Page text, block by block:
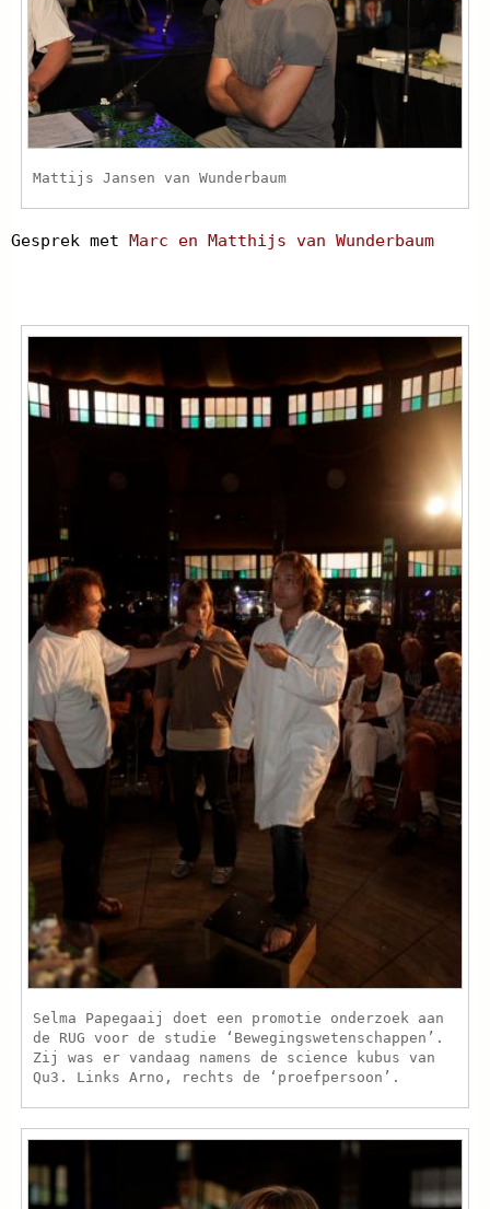
Mattijs Jansen van Wunderbaum
Gesprek met Marc en Matthijs van Wunderbaum
Selma Papegaaij doet een promotie onderzoek aan
de RUG voor de studie ‘Bewegingswetenschappen’.
Zij was er vandaag namens de science kubus van
Qu3. Links Arno, rechts de ‘proefpersoon’.